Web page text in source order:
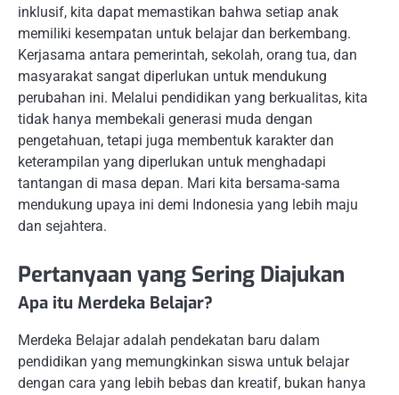
inklusif, kita dapat memastikan bahwa setiap anak
memiliki kesempatan untuk belajar dan berkembang.
Kerjasama antara pemerintah, sekolah, orang tua, dan
masyarakat sangat diperlukan untuk mendukung
perubahan ini. Melalui pendidikan yang berkualitas, kita
tidak hanya membekali generasi muda dengan
pengetahuan, tetapi juga membentuk karakter dan
keterampilan yang diperlukan untuk menghadapi
tantangan di masa depan. Mari kita bersama-sama
mendukung upaya ini demi Indonesia yang lebih maju
dan sejahtera.
Pertanyaan yang Sering Diajukan
Apa itu Merdeka Belajar?
Merdeka Belajar adalah pendekatan baru dalam
pendidikan yang memungkinkan siswa untuk belajar
dengan cara yang lebih bebas dan kreatif, bukan hanya